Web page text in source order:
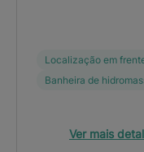
Localização em
Banheira de
Ver mais